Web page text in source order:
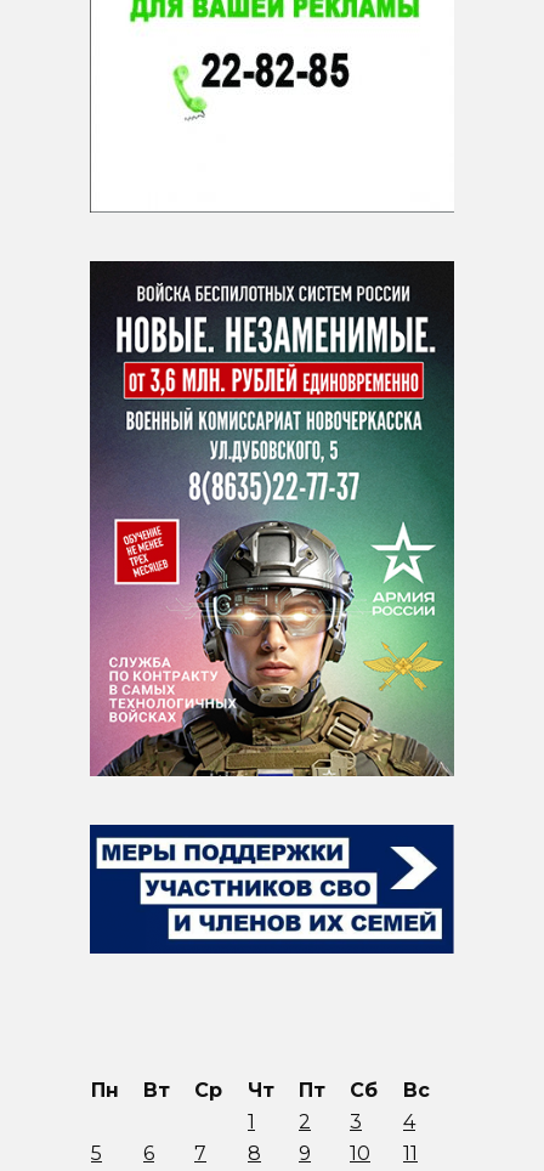
Пн Вт Ср Чт Пт Сб
Вс
1
2 3
4
5
6 7 8 9 10
11